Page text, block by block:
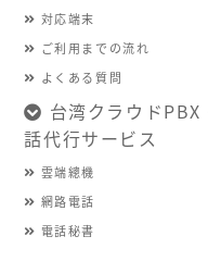
対応端末
ご利用までの流れ
よくある質問
台湾クラウドPBX
話代行サービス
雲端總機
網路電話
電話秘書